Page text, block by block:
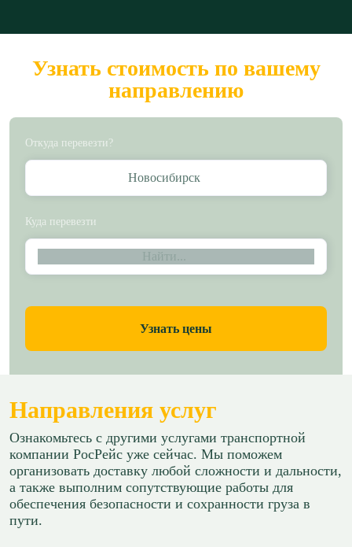
Узнать стоимость по вашему
направлению
Откуда перевезти?
Новосибирск
Куда перевезти
Найти...
Узнать цены
Направления услуг
Ознакомьтесь с другими услугами транспортной
компании РосРейс уже сейчас. Мы поможем
организовать доставку любой сложности и дальности,
а также выполним сопутствующие работы для
обеспечения безопасности и сохранности груза в
пути.